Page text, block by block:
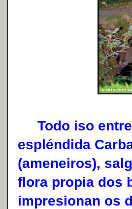
Todo iso entre
espléndida
(ameneiros),
flora propia dos
impresionan os